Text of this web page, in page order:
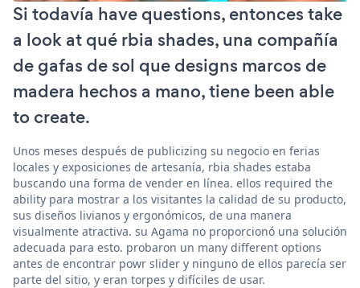
Si todavía have questions, entonces take
a look at qué rbia shades, una compañía
de gafas de sol que designs marcos de
madera hechos a mano, tiene been able
to create.
Unos meses después de publicizing su negocio en ferias
locales y exposiciones de artesanía, rbia shades estaba
buscando una forma de vender en línea. ellos required the
ability para mostrar a los visitantes la calidad de su producto,
sus diseños livianos y ergonómicos, de una manera
visualmente atractiva. su Agama no proporcionó una solución
adecuada para esto. probaron un many different options
antes de encontrar powr slider y ninguno de ellos parecía ser
parte del sitio, y eran torpes y difíciles de usar.